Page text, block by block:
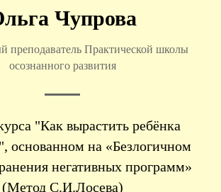
Чупрова
преподаватель Практической школы
осознанного развития
"Как вырастить ребёнка
основанном на «Безлогичном
негативных программ»
(Метод С.И.Лосева)